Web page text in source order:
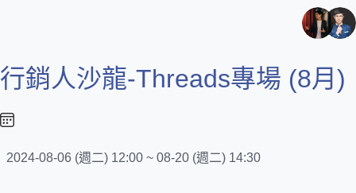
行銷人沙龍-Threads專場 (8月)
2024-08-06 (週二) 12:00 ~ 08-20 (週二) 14:30